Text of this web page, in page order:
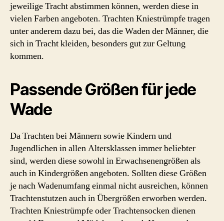
jeweilige Tracht abstimmen können, werden diese in
vielen Farben angeboten. Trachten Kniestrümpfe tragen
unter anderem dazu bei, das die Waden der Männer, die
sich in Tracht kleiden, besonders gut zur Geltung
kommen.
Passende Größen für jede
Wade
Da Trachten bei Männern sowie Kindern und
Jugendlichen in allen Altersklassen immer beliebter
sind, werden diese sowohl in Erwachsenengrößen als
auch in Kindergrößen angeboten. Sollten diese Größen
je nach Wadenumfang einmal nicht ausreichen, können
Trachtenstutzen auch in Übergrößen erworben werden.
Trachten Kniestrümpfe oder Trachtensocken dienen